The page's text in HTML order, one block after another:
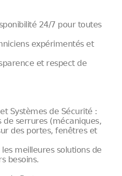
24/7 pour toutes
expérimentés et
et respect de
Systèmes de Sécurité :
serrures (mécaniques,
des portes, fenêtres et
meilleures solutions de
besoins.